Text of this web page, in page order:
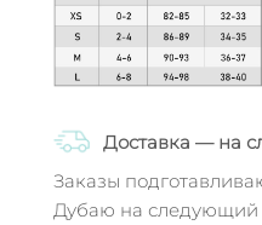
Доставка — на
Заказы
Дубаю на следующий